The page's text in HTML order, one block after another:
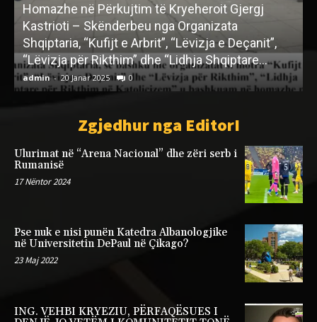
Homazhe në Përkujtim të Kryeheroit Gjergj
Kastrioti – Skënderbeu nga Organizata
Shqiptaria, “Kufijt e Arbrit”, “Lëvizja e Deçanit”,
“Lëvizja për Rikthim” dhe “Lidhja Shqiptare...
admin - 20 Janar 2025 0
Zgjedhur nga EditorI
Ulurimat në “Arena Nacional” dhe zëri serb i
Rumanisë
17 Nëntor 2024
Pse nuk e nisi punën Katedra Albanologjike
në Universitetin DePaul në Çikago?
23 Maj 2022
ING. VEHBI KRYEZIU, PËRFAQËSUES I